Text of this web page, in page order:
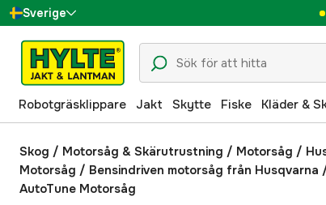
Sverige
Danmark
Suomi
Norge
Deutschland
Robotgräsklippare Jakt Skytte Fiske Kläder &
Skog / Motorsåg & Skärutrustning / Motorsåg /
Motorsåg / Bensindriven motorsåg från Husqvarna
AutoTune Motorsåg